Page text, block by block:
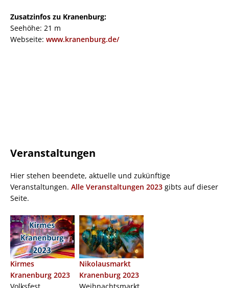
Zusatzinfos zu Kranenburg:
Seehöhe: 21 m
Webseite: www.kranenburg.de/
Veranstaltungen
Hier stehen beendete, aktuelle und zukünftige
Veranstaltungen. Alle Veranstaltungen 2023 gibts auf dieser
Seite.
Kirmes
Kranenburg 2023
Nikolausmarkt
Kranenburg 2023